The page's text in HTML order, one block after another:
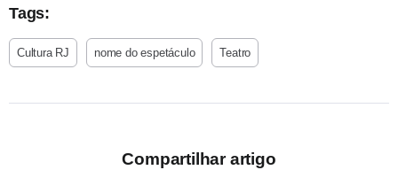
Tags:
Cultura RJ nome do espetáculo Teatro
Compartilhar artigo